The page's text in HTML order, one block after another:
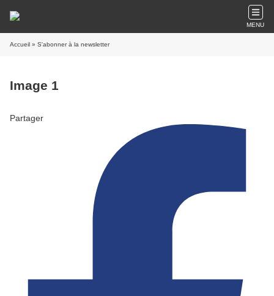
MENU
Accueil » S'abonner à la newsletter
Image 1
Partager